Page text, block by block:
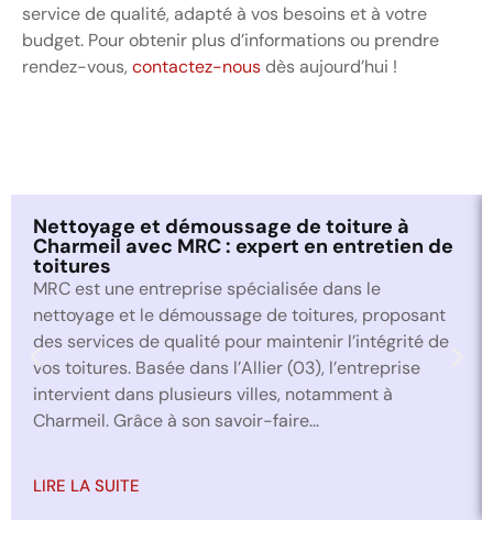
service de qualité, adapté à vos besoins et à votre
budget. Pour obtenir plus d’informations ou prendre
rendez-vous,contactez-nousdès aujourd’hui !
Nettoyage et démoussage de toiture à
Charmeil avec MRC : expert en entretien de
toitures
MRC est une entreprise spécialisée dans le
nettoyage et le démoussage de toitures, proposant
des services de qualité pour maintenir l’intégrité de
vos toitures. Basée dans l’Allier (03), l’entreprise
intervient dans plusieurs villes, notamment à
Charmeil. Grâce à son savoir-faire...
LIRE LA SUITE